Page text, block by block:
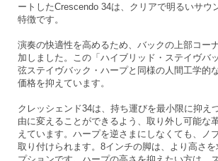
ートしたCrescendo 34は、クリアで明るいサウ
特徴です。
演奏の快適性を高めるため、バックの上部コー
加しました。この「ハイブリッド・ステイヴバ
弦ステイヴバック・ハープと同様の人間工学的
価格を抑えています。
クレッシェンド34は、持ち運びを最小限に抑え
由に変えることができるよう、取り外し可能な
えています。ハープを逆さまにしなくても、ノ
取り付けられます。8インチの脚は、より高さ